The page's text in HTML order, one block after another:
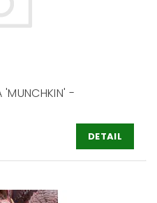
'MUNCHKIN' -
DETAIL